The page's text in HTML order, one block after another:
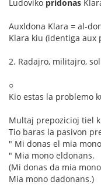
Ludoviko pridonas
Auxldona Klara = al-
Klara kiu (identiga aux
2. Radajro, militajro,
○
Kio estas la problemo
Multaj prepozicioj tiel
Tio baras la pasivon
" Mi donas el mia
" Mia mono eldonans.
(Mi donas da mia
Mia mono dadonans.)